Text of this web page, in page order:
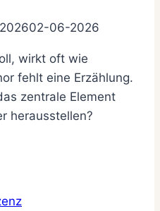
02-06-2026
wirkt oft wie
fehlt eine Erzählung.
zentrale Element
herausstellen?